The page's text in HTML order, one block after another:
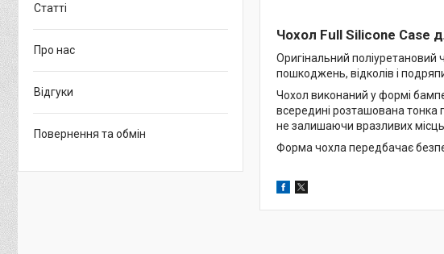
Чохол Full Silicone Case
Оригінальний поліуретановий
пошкоджень, відколів і
Чохол виконаний у формі
всередині розташована тонка
не залишаючи вразливих
Форма чохла передбачає
Статті
Про нас
Відгуки
Повернення та обмін